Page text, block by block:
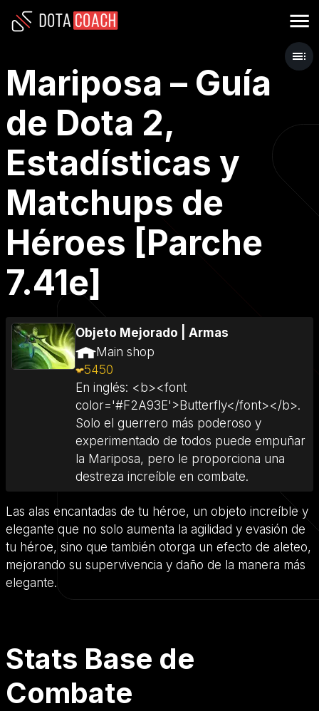
Mariposa – Guía
de Dota 2,
Estadísticas y
Matchups de
Héroes [Parche
7.41e]
Objeto Mejorado
Armas
Main shop
5450
En inglés: <b><font
color='#F2A93E'>Butterfly</font></b>.
Solo el guerrero más poderoso y
experimentado de todos puede empuñar
la Mariposa, pero le proporciona una
destreza increíble en combate.
Las alas encantadas de tu héroe, un objeto increíble y
elegante que no solo aumenta la agilidad y evasión de
tu héroe, sino que también otorga un efecto de aleteo,
mejorando su supervivencia y daño de la manera más
elegante.
Stats Base de
Combate